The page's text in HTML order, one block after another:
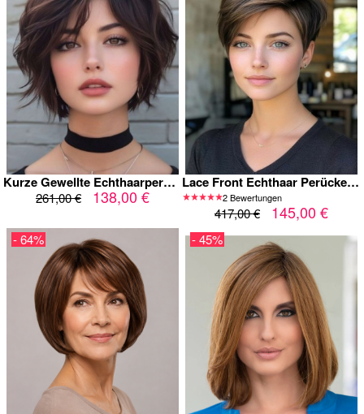
Kurze Gewellte Echthaarperücke für Damen – Natürlicher Braun Bob mit Seitenscheitel
261,00 € 138,00 €
Lace Front Echthaar Perücke Kurz – Natürlicher Pixie Cut mit Seitenscheitel, Unsichtbare Front, Handgeknüpft, Natürliches Volumen für Damen
2 Bewertungen
417,00 € 145,00 €
- 64% - 45%